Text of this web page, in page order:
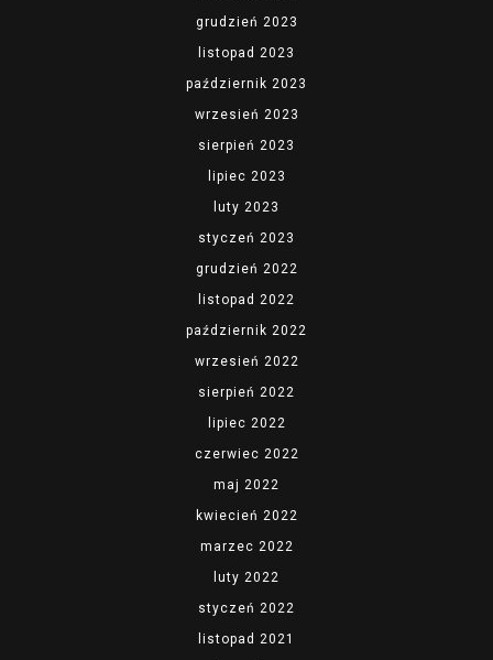
grudzień 2023
listopad 2023
październik 2023
wrzesień 2023
sierpień 2023
lipiec 2023
luty 2023
styczeń 2023
grudzień 2022
listopad 2022
październik 2022
wrzesień 2022
sierpień 2022
lipiec 2022
czerwiec 2022
maj 2022
kwiecień 2022
marzec 2022
luty 2022
styczeń 2022
listopad 2021